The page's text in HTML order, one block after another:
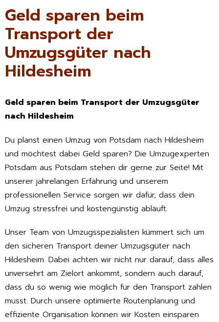
Geld sparen beim
Transport der
Umzugsgüter nach
Hildesheim
Geld sparen beim Transport der Umzugsgüter
nach Hildesheim
Du planst einen Umzug von Potsdam nach Hildesheim
und möchtest dabei Geld sparen? Die Umzugexperten
Potsdam aus Potsdam stehen dir gerne zur Seite! Mit
unserer jahrelangen Erfahrung und unserem
professionellen Service sorgen wir dafür, dass dein
Umzug stressfrei und kostengünstig abläuft.
Unser Team von Umzugsspezialisten kümmert sich um
den sicheren Transport deiner Umzugsgüter nach
Hildesheim. Dabei achten wir nicht nur darauf, dass alles
unversehrt am Zielort ankommt, sondern auch darauf,
dass du so wenig wie möglich für den Transport zahlen
musst. Durch unsere optimierte Routenplanung und
effiziente Organisation können wir Kosten einsparen